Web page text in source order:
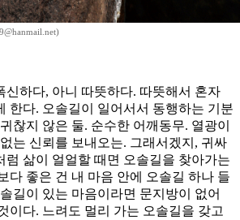
신하다, 아니 따뜻하다. 따뜻해서 혼자
한다. 오솔길이 일어서서 동행하는 기분
찮지 않은 둘. 순수한 어깨동무. 열광이
는 신뢰를 보내오는. 그래서겠지, 귀싸
럼 삶이 얼얼할 때면 오솔길을 찾아가는
다 좋은 건 내 마음 안에 오솔길 하나 들
길이 있는 마음이라면 문지방이 없어
이다. 느려도 멀리 가는 오솔길을 갖고